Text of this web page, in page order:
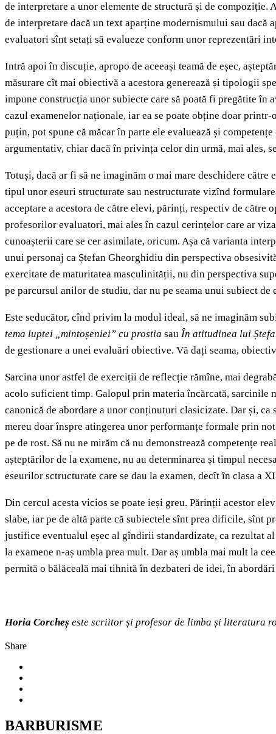
de interpretare a unor elemente de structură și de
de interpretare dacă un text aparține modernismului sau
evaluatori sînt setați să evalueze conform unor reprezentări
Intră apoi în discuție, apropo de aceeași teamă de eșec,
măsurare cît mai obiectivă a acestora generează și tipologii
impune construcția unor subiecte care să poată fi pregătite în
cazul examenelor naționale, iar ea se poate obține doar
puțin, pot spune că măcar în parte ele evaluează și
argumentativ, chiar dacă în privința celor din urmă, mai ales,
Totuși, dacă ar fi să ne imaginăm o mai mare deschidere
tipul unor eseuri structurate sau nestructurate vizînd
acceptare a acestora de către elevi, părinți, respectiv de
profesorilor evaluatori, mai ales în cazul cerințelor care ar
cunoașterii care se cer asimilate, oricum. Așa că varianta
unui personaj ca Ștefan Gheorghidiu din perspectiva
exercitate de maturitatea masculinității, nu din perspectiva
pe parcursul anilor de studiu, dar nu pe seama unui subiect de
Este seducător, cînd privim la modul ideal, să ne imaginăm
tema luptei „mintoșeniei” cu prostia sau În atitudinea lui
de gestionare a unei evaluări obiective. Vă dați seama,
Sarcina unor astfel de exerciții de reflecție rămîne, mai
acolo suficient timp. Galopul prin materia încărcată,
canonică de abordare a unor conținuturi clasicizate. Dar și,
mereu doar înspre atingerea unor performanțe formale prin
pe de rost. Să nu ne mirăm că nu demonstrează competențe
așteptărilor de la examene, nu au determinarea și timpul
eseurilor sctructurate care se dau la examen, decît în clasa a
Din cercul acesta vicios se poate ieși greu. Părinții acestor
slabe, iar pe de altă parte că subiectele sînt prea dificile, sînt
justifice eventualul eșec al gîndirii standardizate, ca rezultat
la examene n-aș umbla prea mult. Dar aș umbla mai mult la
permită o bălăceală mai tihnită în dezbateri de idei, în
Horia Corcheș este scriitor și profesor de limba și literatura
Share
BARBURISME